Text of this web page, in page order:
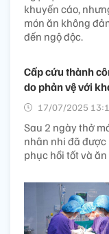
khuyến cáo,
món ăn không
đến ngộ độc.
Cấp cứu thành
do phản vệ với
17/07/2025
Sau 2 ngày thở
nhân nhi đã được
phục hồi tốt và